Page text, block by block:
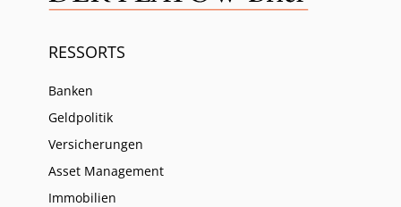
RESSORTS
Banken
Geldpolitik
Versicherungen
Asset Management
Immobilien